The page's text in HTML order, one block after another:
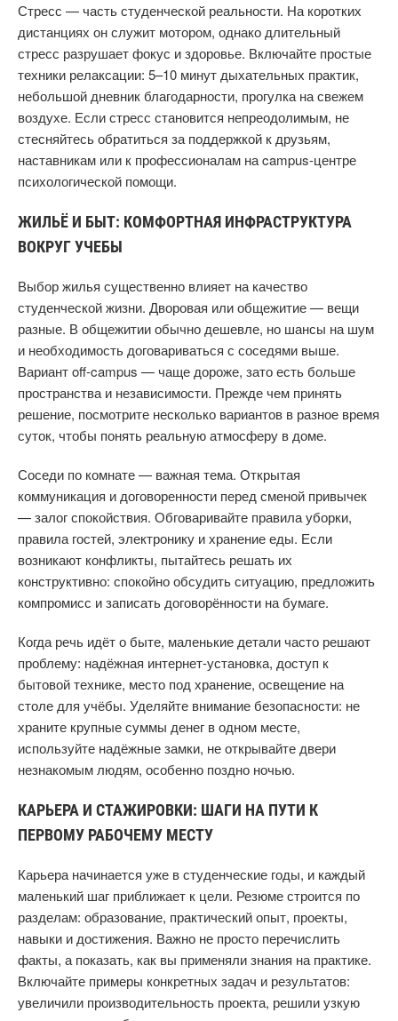
Стресс — часть студенческой реальности. На коротких
дистанциях он служит мотором, однако длительный
стресс разрушает фокус и здоровье. Включайте простые
техники релаксации: 5–10 минут дыхательных практик,
небольшой дневник благодарности, прогулка на свежем
воздухе. Если стресс становится непреодолимым, не
стесняйтесь обратиться за поддержкой к друзьям,
наставникам или к профессионалам на campus-центре
психологической помощи.
ЖИЛЬЁ И БЫТ: КОМФОРТНАЯ ИНФРАСТРУКТУРА
ВОКРУГ УЧЕБЫ
Выбор жилья существенно влияет на качество
студенческой жизни. Дворовая или общежитие — вещи
разные. В общежитии обычно дешевле, но шансы на шум
и необходимость договариваться с соседями выше.
Вариант off-campus — чаще дороже, зато есть больше
пространства и независимости. Прежде чем принять
решение, посмотрите несколько вариантов в разное время
суток, чтобы понять реальную атмосферу в доме.
Соседи по комнате — важная тема. Открытая
коммуникация и договоренности перед сменой привычек
— залог спокойствия. Обговаривайте правила уборки,
правила гостей, электронику и хранение еды. Если
возникают конфликты, пытайтесь решать их
конструктивно: спокойно обсудить ситуацию, предложить
компромисс и записать договорённости на бумаге.
Когда речь идёт о быте, маленькие детали часто решают
проблему: надёжная интернет-установка, доступ к
бытовой технике, место под хранение, освещение на
столе для учёбы. Уделяйте внимание безопасности: не
храните крупные суммы денег в одном месте,
используйте надёжные замки, не открывайте двери
незнакомым людям, особенно поздно ночью.
КАРЬЕРА И СТАЖИРОВКИ: ШАГИ НА ПУТИ К
ПЕРВОМУ РАБОЧЕМУ МЕСТУ
Карьера начинается уже в студенческие годы, и каждый
маленький шаг приближает к цели. Резюме строится по
разделам: образование, практический опыт, проекты,
навыки и достижения. Важно не просто перечислить
факты, а показать, как вы применяли знания на практике.
Включайте примеры конкретных задач и результатов:
увеличили производительность проекта, решили узкую